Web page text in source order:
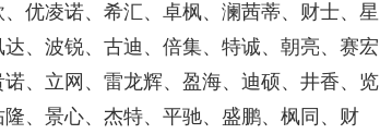
优凌诺、希汇、卓枫、澜茜蒂、财士、星
、波锐、古迪、倍集、特诚、朝亮、赛宏
、立网、雷龙辉、盈海、迪硕、井香、览
、景心、杰特、平驰、盛鹏、枫同、财